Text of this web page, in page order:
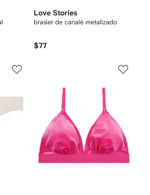
Love Stories
brasier de canalé metalizado
$77